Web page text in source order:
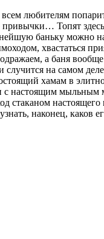
всем любителям
Топят
баньку можно
хвастаться
а баня вообще
случится на самом
хамам в
с настоящим мыльным
стаканом настоящего
наконец, каков